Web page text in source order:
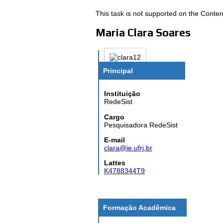
This task is not supported on the
Maria Clara Soares
Principal
Instituição
RedeSist
Cargo
Pesquisadora RedeSist
E-mail
clara@ie.ufrj.br
Lattes
K4788344T9
Formação Acadêmica